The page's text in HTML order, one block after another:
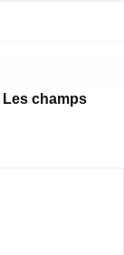
Les champs